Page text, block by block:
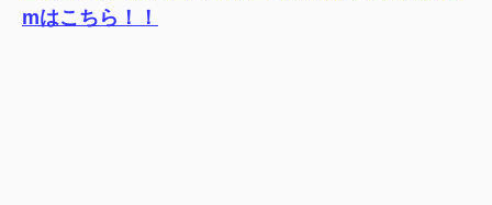
mはこちら！！